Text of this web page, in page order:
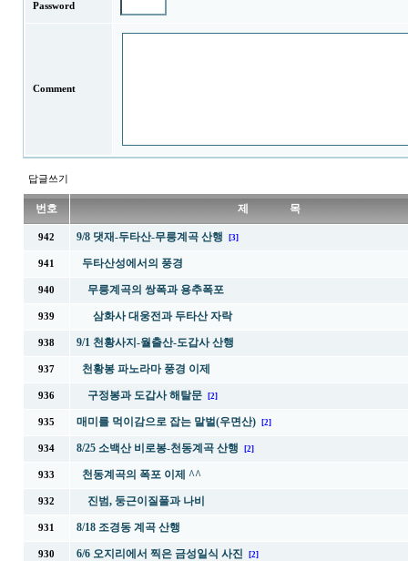
Password
Comment
답글쓰기
번호 제 목
942 9/8 댓재-두타산-무릉계곡 산행 [3]
941 두타산성에서의 풍경
940 무릉계곡의 쌍폭과 용추폭포
939 삼화사 대웅전과 두타산 자락
938 9/1 천황사지-월출산-도갑사 산행
937 천황봉 파노라마 풍경 이제
936 구정봉과 도갑사 해탈문 [2]
935 매미를 먹이감으로 잡는 말벌(우면산) [2]
934 8/25 소백산 비로봉-천동계곡 산행 [2]
933 천동계곡의 폭포 이제 ^^
932 진범, 둥근이질풀과 나비
931 8/18 조경동 계곡 산행
930 6/6 오지리에서 찍은 금성일식 사진 [2]